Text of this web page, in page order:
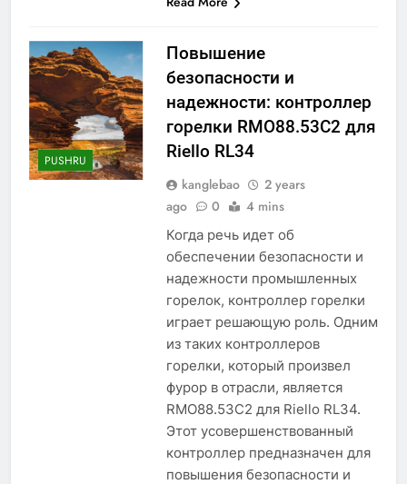
PUSHRU
Повышение
безопасности и
надежности: контроллер
горелки RMO88.53C2 для
Riello RL34
kanglebao
2 years
ago
0 4 mins
Когда речь идет об
обеспечении безопасности и
надежности промышленных
горелок, контроллер горелки
играет решающую роль. Одним
из таких контроллеров
горелки, который произвел
фурор в отрасли, является
RMO88.53C2 для Riello RL34.
Этот усовершенствованный
контроллер предназначен для
повышения безопасности и